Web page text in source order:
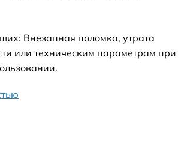
Внезапная поломка, утрата
или техническим параметрам при